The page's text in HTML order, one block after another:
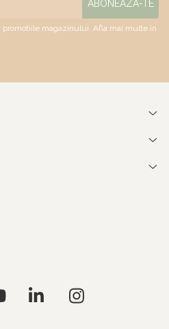
magazinului. Afla mai multe in